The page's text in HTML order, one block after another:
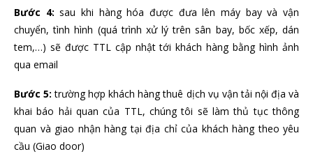
Bước 4:sau khi hàng hóa được đưa lên máy bay và vận
chuyển, tình hình (quá trình xử lý trên sân bay, bốc xếp, dán
tem,…) sẽ được TTL cập nhật tới khách hàng bằng hình ảnh
qua email
Bước 5:trường hợp khách hàng thuê dịch vụ vận tải nội địa và
khai báo hải quan của TTL, chúng tôi sẽ làm thủ tục thông
quan và giao nhận hàng tại địa chỉ của khách hàng theo yêu
cầu (Giao door)